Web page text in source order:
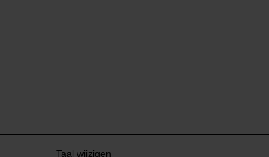
Taal wijzigen